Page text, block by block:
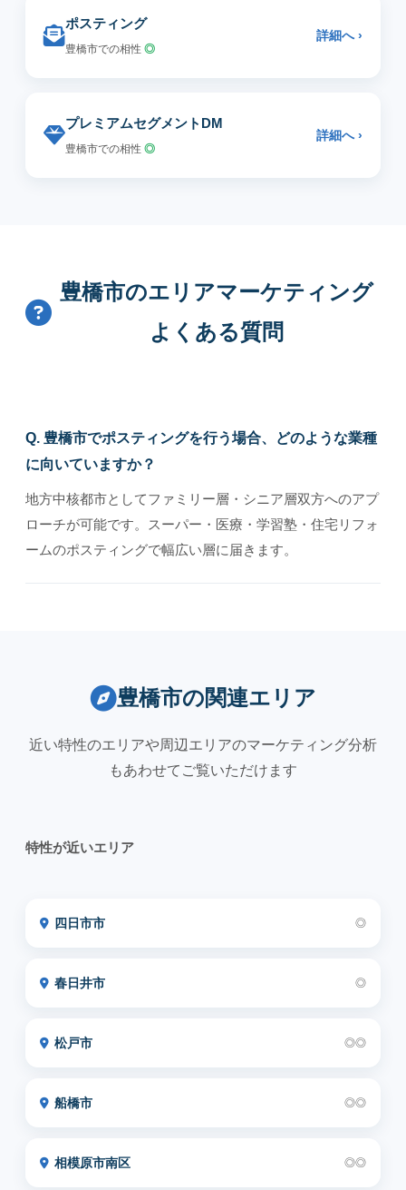
ポスティング
豊橋市での相性 ◎
詳細へ ›
プレミアムセグメントDM
豊橋市での相性 ◎
詳細へ ›
豊橋市のエリアマーケティング
よくある質問
Q. 豊橋市でポスティングを行う場合、どのような業種
に向いていますか？
地方中核都市としてファミリー層・シニア層双方へのアプ
ローチが可能です。スーパー・医療・学習塾・住宅リフォ
ームのポスティングで幅広い層に届きます。
豊橋市の関連エリア
近い特性のエリアや周辺エリアのマーケティング分析
もあわせてご覧いただけます
特性が近いエリア
四日市市 ◎
春日井市 ◎
松戸市 ◎◎
船橋市 ◎◎
相模原市南区 ◎◎